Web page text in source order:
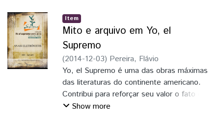
seu ponto de partida dentro de um
sistema de trocas baseadas no dom
enquanto
elemento de circulação cultural. A
transcrição deste material oralizado e suas
transformações em um sistema escrito se
inserem dentro de um sistema semiótico
de
transformação do signo. O resultado é uma
Item
Mito e arquivo em Yo, el
Supremo
(2014-12-03) Pereira, Flávio
Yo, el Supremo é uma das obras máximas
das literaturas do continente americano.
Contribui para reforçar seu valor o fato de
que mantém um forte vínculo com a
Show more